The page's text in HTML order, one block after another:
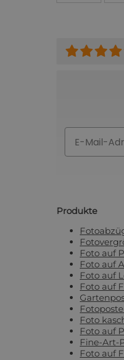
Produkte
Foto auf
Foto auf
Foto auf
Foto auf
Foto
Foto auf
Fine-Art-
Foto auf